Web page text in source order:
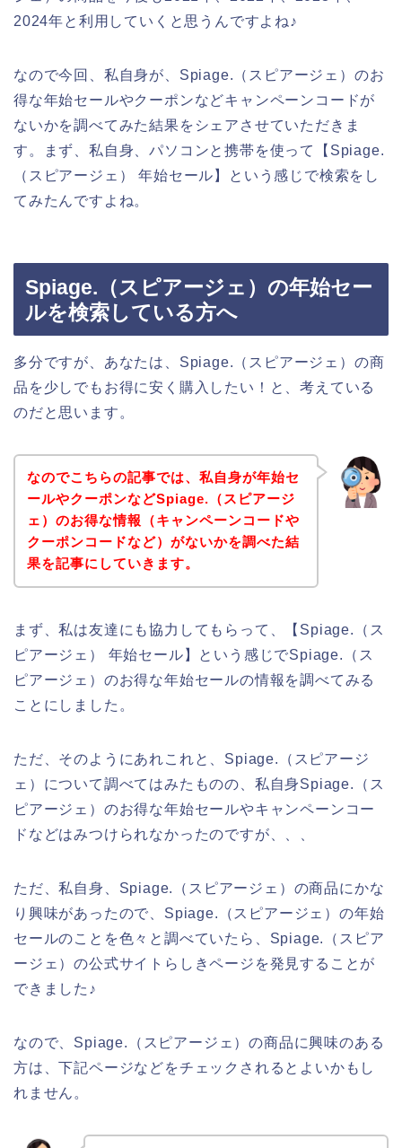
2024年と利用していくと思うんですよね♪
なので今回、私自身が、Spiage.（スピアージェ）のお
得な年始セールやクーポンなどキャンペーンコードが
ないかを調べてみた結果をシェアさせていただきま
す。まず、私自身、パソコンと携帯を使って【Spiage.
（スピアージェ） 年始セール】という感じで検索をし
てみたんですよね。
Spiage.（スピアージェ）の年始セー
ルを検索している方へ
多分ですが、あなたは、Spiage.（スピアージェ）の商
品を少しでもお得に安く購入したい！と、考えている
のだと思います。
なのでこちらの記事では、私自身が年始セ
ールやクーポンなどSpiage.（スピアージ
ェ）のお得な情報（キャンペーンコードや
クーポンコードなど）がないかを調べた結
果を記事にしていきます。
まず、私は友達にも協力してもらって、【Spiage.（ス
ピアージェ） 年始セール】という感じでSpiage.（ス
ピアージェ）のお得な年始セールの情報を調べてみる
ことにしました。
ただ、そのようにあれこれと、Spiage.（スピアージ
ェ）について調べてはみたものの、私自身Spiage.（ス
ピアージェ）のお得な年始セールやキャンペーンコー
ドなどはみつけられなかったのですが、、、
ただ、私自身、Spiage.（スピアージェ）の商品にかな
り興味があったので、Spiage.（スピアージェ）の年始
セールのことを色々と調べていたら、Spiage.（スピア
ージェ）の公式サイトらしきページを発見することが
できました♪
なので、Spiage.（スピアージェ）の商品に興味のある
方は、下記ページなどをチェックされるとよいかもし
れません。